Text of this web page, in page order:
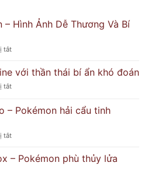
– Hình Ảnh Dễ Thương Và Bí
tắtở
Pokémon
–
Hình
Dễ
Bí
với thần thái bí ẩn khó đoán
tắtở
ảnh
Lusamine
thần
– Pokémon hải cẩu tinh
tắtở
ảnh
Popplio
– Pokémon phù thủy lửa